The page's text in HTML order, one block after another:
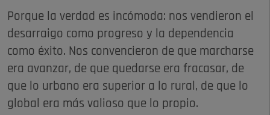
Porque la verdad es incómoda: nos vendieron el
desarraigo como progreso y la dependencia
como éxito. Nos convencieron de que marcharse
era avanzar, de que quedarse era fracasar, de
que lo urbano era superior a lo rural, de que lo
global era más valioso que lo propio.